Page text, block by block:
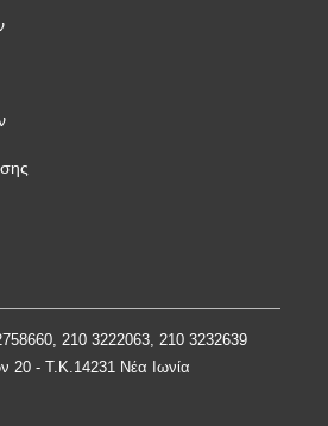
210 3222063, 210 3232639
20 - T.K.14231 Νέα Ιωνία